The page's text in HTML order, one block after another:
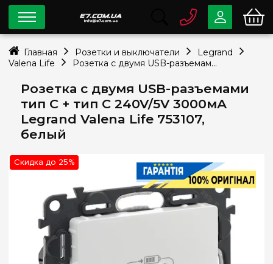
Розетка с двумя USB-разъемами
тип C + тип C 240V/5V 3000мА
Legrand Valena Life 753107,
белый
Скидка до 25%
0 80033-63-07
info@e7.com.ua
044334-79-78
Viber Telegram
Главная Розетки и выключатели
Legrand
Valena Life
Розетка с двумя USB-разъемами тип C + тип C 240V/5V 3000мА Legrand Valena Life 753107, белый